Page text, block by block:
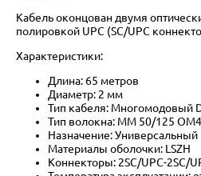
Кабель оконцован двумя
полировкой UPC (SC/UPC
Характеристики:
Длина: 65 метров
Диаметр: 2 мм
Тип кабеля: Многомодовый
Тип волокна: MM 50/125
Назначение: Универсальный
Материалы оболочки: LSZH
Коннекторы: 2SC/UPC-2SC/